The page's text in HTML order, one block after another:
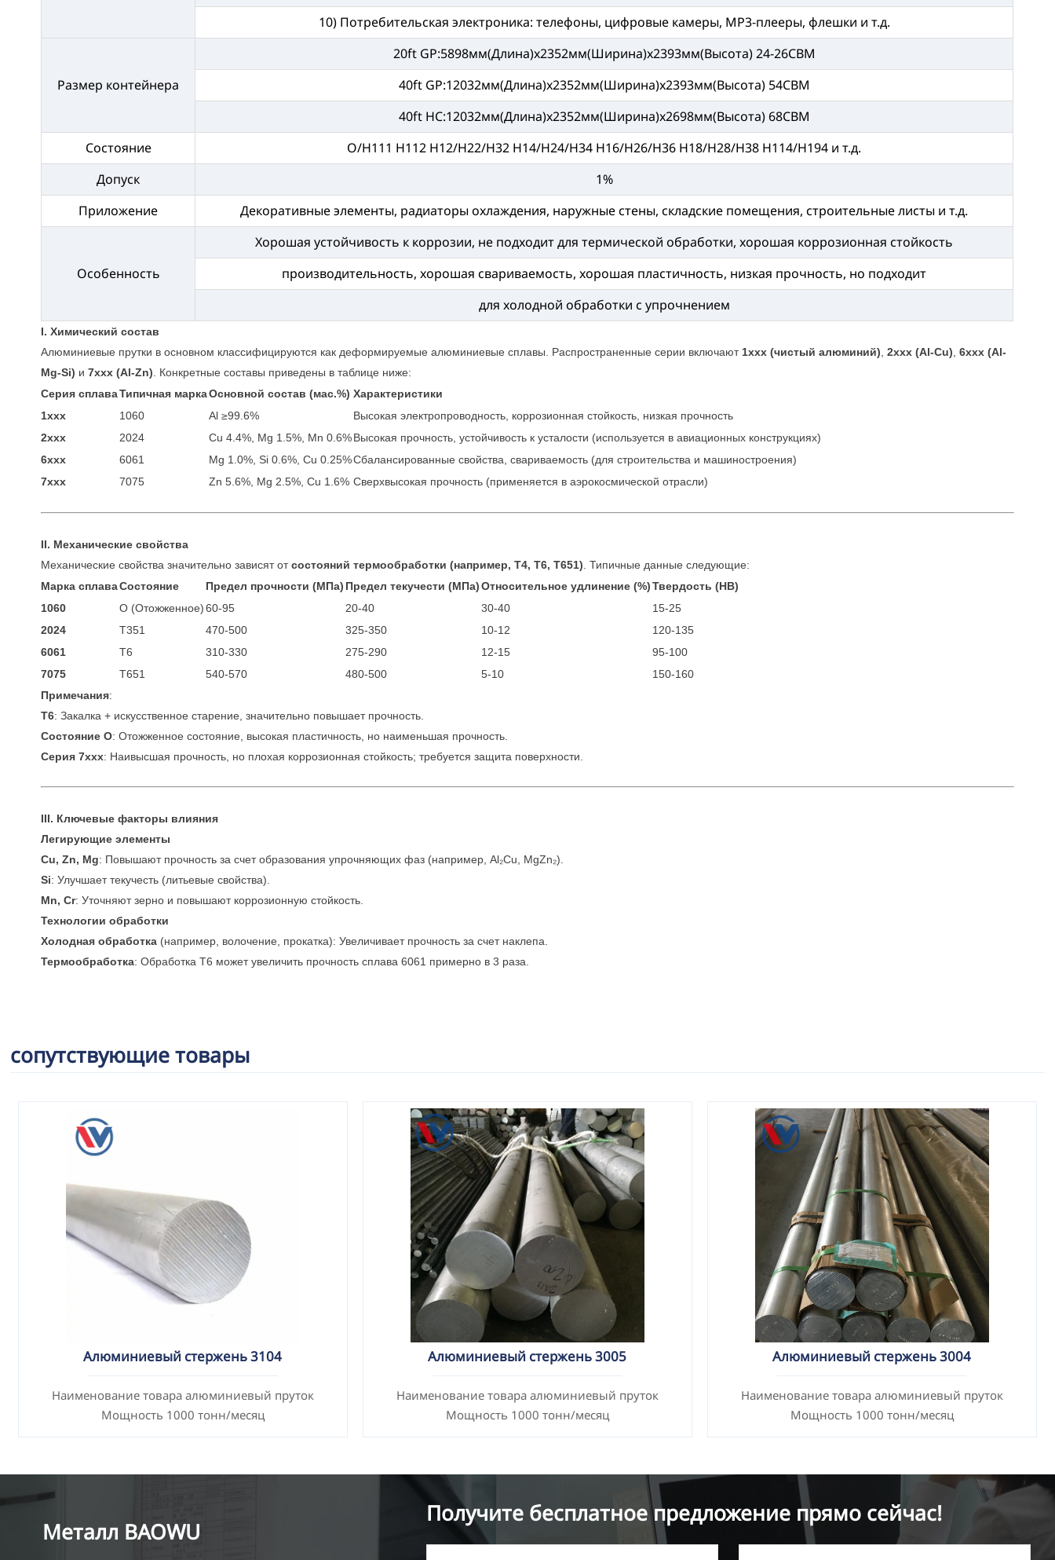
10) Потребительская электроника: телефоны, цифровые камеры, MP3-плееры, флешки и т.д.
Размер контейнера
20ft GP:5898мм(Длина)x2352мм(Ширина)x2393мм(Высота) 24-26CBM
40ft GP:12032мм(Длина)x2352мм(Ширина)x2393мм(Высота) 54CBM
40ft HC:12032мм(Длина)x2352мм(Ширина)x2698мм(Высота) 68CBM
Состояние
O/H111 H112 H12/H22/H32 H14/H24/H34 H16/H26/H36 H18/H28/H38 H114/H194 и т.д.
Допуск
1%
Приложение
Декоративные элементы, радиаторы охлаждения, наружные стены, складские помещения, строительные листы и т.д.
Особенность
Хорошая устойчивость к коррозии, не подходит для термической обработки, хорошая коррозионная стойкость
производительность, хорошая свариваемость, хорошая пластичность, низкая прочность, но подходит
для холодной обработки с упрочнением
I. Химический состав
Алюминиевые прутки в основном классифицируются как деформируемые алюминиевые сплавы. Распространенные серии включают 1xxx (чистый алюминий) ,2xxx (Al-Cu) ,6xxx (Al-
Mg-Si) и7xxx (Al-Zn) . Конкретные составы приведены в таблице ниже:
Серия сплаваТипичная маркаОсновной состав (мас.%) Характеристики
1xxx
1060 Al ≥99.6%
Высокая электропроводность, коррозионная стойкость, низкая прочность
2xxx
2024 Cu 4.4%, Mg 1.5%, Mn 0.6%Высокая прочность, устойчивость к усталости (используется в авиационных конструкциях)
6xxx
6061 Mg 1.0%, Si 0.6%, Cu 0.25%Сбалансированные свойства, свариваемость (для строительства и машиностроения)
7xxx
7075 Zn 5.6%, Mg 2.5%, Cu 1.6% Сверхвысокая прочность (применяется в аэрокосмической отрасли)
II. Механические свойства
Механические свойства значительно зависят отсостояний термообработки (например, T4, T6, T651) . Типичные данные следующие:
Марка сплаваСостояние Предел прочности (МПа) Предел текучести (МПа) Относительное удлинение (%) Твердость (HB)
1060
O (Отожженное) 60-95 20-40 30-40
15-25
2024
T351 470-500 325-350 10-12
120-135
6061
T6 310-330 275-290 12-15
95-100
7075
T651 540-570 480-500 5-10
150-160
Примечания:
T6: Закалка + искусственное старение, значительно повышает прочность.
Состояние O: Отожженное состояние, высокая пластичность, но наименьшая прочность.
Серия 7xxx: Наивысшая прочность, но плохая коррозионная стойкость; требуется защита поверхности.
III. Ключевые факторы влияния
Легирующие элементы
Cu, Zn, Mg: Повышают прочность за счет образования упрочняющих фаз (например, Al₂Cu, MgZn₂).
Si: Улучшает текучесть (литьевые свойства).
Mn, Cr: Уточняют зерно и повышают коррозионную стойкость.
Технологии обработки
Холодная обработка (например, волочение, прокатка): Увеличивает прочность за счет наклепа.
Термообработка: Обработка T6 может увеличить прочность сплава 6061 примерно в 3 раза.
сопутствующие товары
Алюминиевый стержень 3104
Наименование товара алюминиевый пруток
Мощность 1000 тонн/месяц
Алюминиевый стержень 3005
Наименование товара алюминиевый пруток
Мощность 1000 тонн/месяц
Алюминиевый стержень 3004
Наименование товара алюминиевый пруток
Мощность 1000 тонн/месяц
Металл BAOWU
Получите бесплатное предложение прямо сейчас!